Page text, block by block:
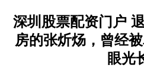
深圳股票配资门户
房的张炘炀，曾经
眼光